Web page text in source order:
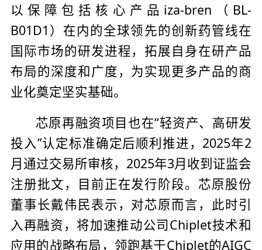
以保障包括核心产品iza-bren（BL-
B01D1）在内的全球领先的创新药管线在
国际市场的研发进程，拓展自身在研产品
布局的深度和广度，为实现更多产品的商
业化奠定坚实基础。
芯原再融资项目也在“轻资产、高研发
投入”认定标准确定后顺利推进，2025年2
月通过交易所审核，2025年3月收到证监会
注册批文，目前正在发行阶段。芯原股份
董事长戴伟民表示，对芯原而言，此时引
入再融资，将加速推动公司Chiplet技术和
应用的战略布局，领跑基于Chiplet的AIGC